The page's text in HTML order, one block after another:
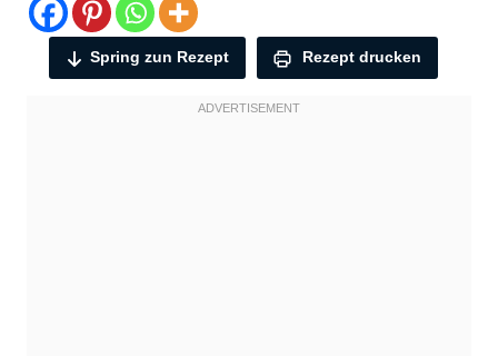
Spring zun Rezept Rezept drucken